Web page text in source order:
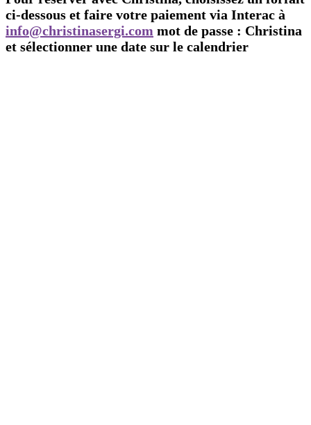
ci-dessous et faire votre paiement via Interac à
info@christinasergi.com mot de passe : Christina
et sélectionner une date sur le calendrier